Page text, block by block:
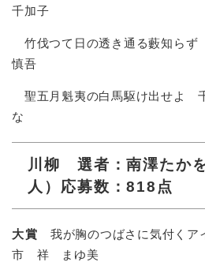
千加子
竹伐つて日の透き通る藪知ら
慎吾​
聖五月魁夷の白馬駆け出せよ
な​
川柳 選者：南澤たか
人）応募数：818点
大賞 我が胸のつばさに気付く
市 祥 まゆ美